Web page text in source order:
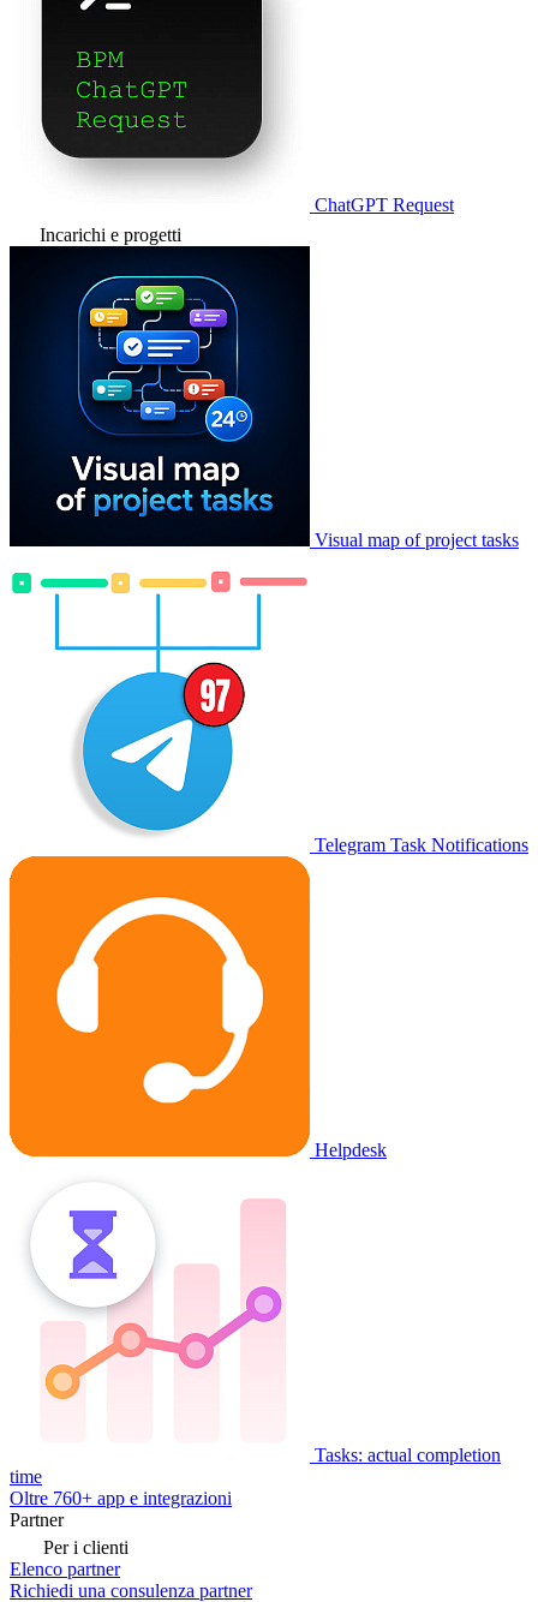
ChatGPT Request
Incarichi e progetti
Visual map of project tasks
Telegram Task Notifications
Helpdesk
Tasks: actual completion
time
Oltre 760+ app e integrazioni
Partner
Per i clienti
Elenco partner
Richiedi una consulenza partner